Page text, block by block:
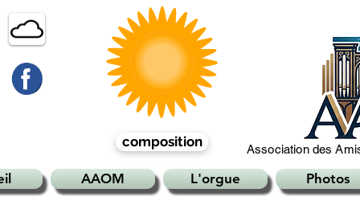
composition Association des
AAOM L'orgue Photos